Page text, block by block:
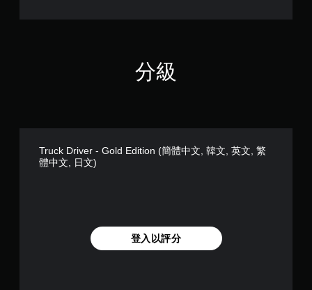
分級
Truck Driver - Gold Edition (簡體中文, 韓文, 英文, 繁
體中文, 日文)
登入以評分